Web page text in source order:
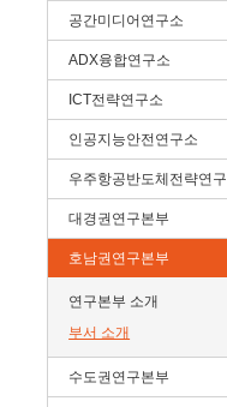
공간미디어연구소
ADX융합연구소
ICT전략연구소
인공지능안전연구소
우주항공반도체전략연
대경권연구본부
호남권연구본부
연구본부 소개
부서 소개
수도권연구본부